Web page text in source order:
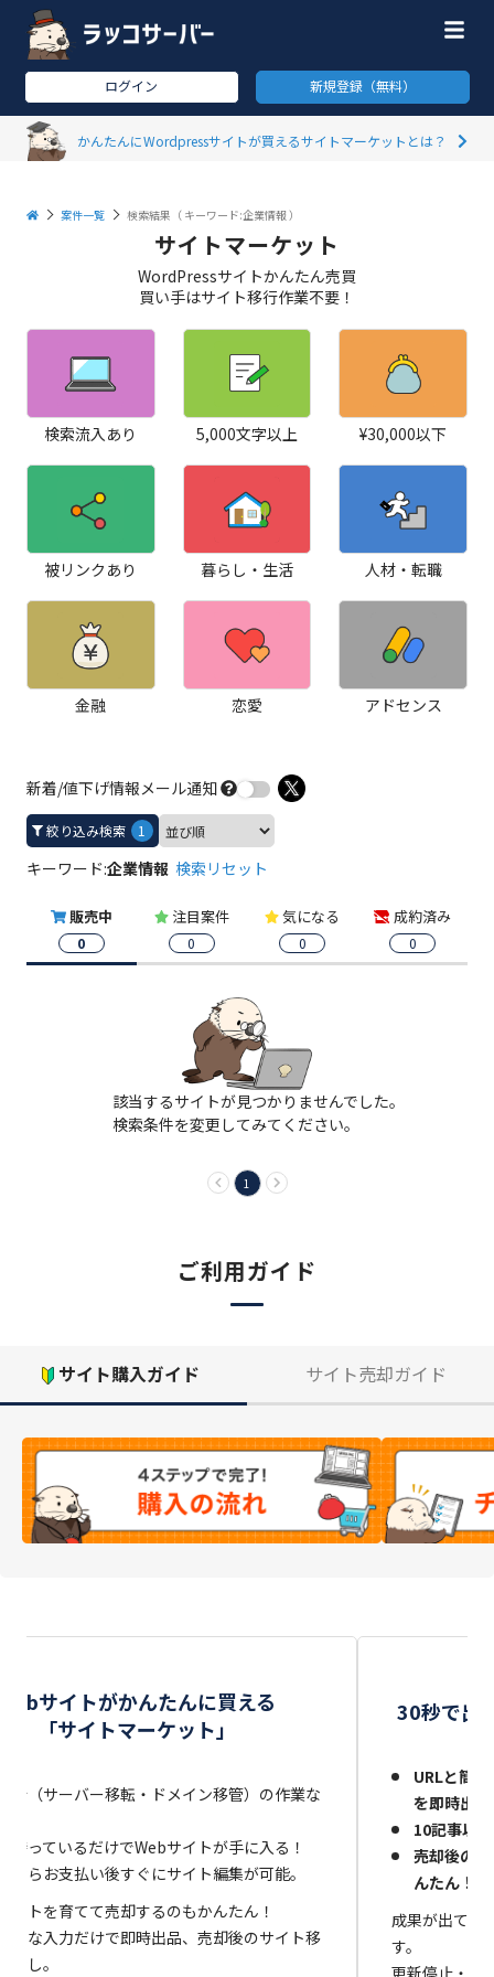
ログイン 新規登録（無料）
かんたんにWordpressサイトが買えるサイトマーケットとは？
案件一覧 検索結果（ キーワード:企業情報）
サイトマーケット
WordPressサイトかんたん売買
買い手はサイト移行作業不要！
検索流入あり 5,000文字以上 ¥30,000以下
被リンクあり 暮らし・生活 人材・転職
金融 恋愛 アドセンス
新着/値下げ情報メール通知
絞り込み検索 1
キーワード:企業情報検索リセット
販売中
0
注目案件
0
気になる
0
成約済み
0
該当するサイトが見つかりませんでした。
検索条件を変更してみてください。
1
ご利用ガイド
サイト購入ガイド サイト売却ガイド
サイトがかんたんに買える
「サイトマーケット」
行（サーバー移転・ドメイン移管）の作業な
待っているだけでWebサイトが手に入る！
ならお支払い後すぐにサイト編集が可能。
イトを育てて売却するのもかんたん！
単な入力だけで即時出品、売却後のサイト移
なし。
30秒で出
URLと簡
を即時出
10記事以
売却後の
んたん！
成果が出てい
す。